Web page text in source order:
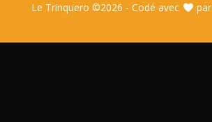
Le Trinquero ©2026 - Codé avec par